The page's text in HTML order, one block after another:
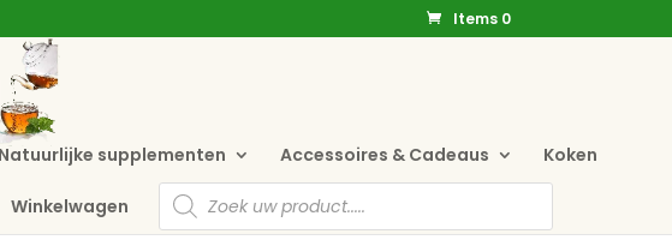
Items 0
Natuurlijke supplementen Accessoires & Cadeaus Koken
Winkelwagen
Producten
zoeken